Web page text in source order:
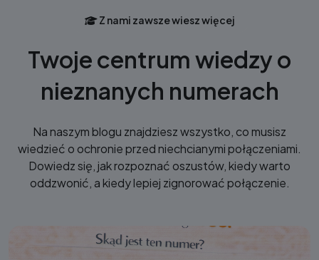
Z nami zawsze wiesz więcej
Twoje centrum wiedzy o
nieznanych numerach
Na naszym blogu znajdziesz wszystko, co musisz
wiedzieć o ochronie przed niechcianymi połączeniami.
Dowiedz się, jak rozpoznać oszustów, kiedy warto
oddzwonić, a kiedy lepiej zignorować połączenie.